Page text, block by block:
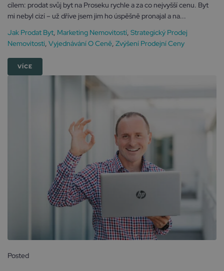
cílem: prodat svůj byt na Proseku rychle a za co nejvyšší cenu. Byt
mi nebyl cizí – už dříve jsem jim ho úspěšně pronajal a na...
Jak Prodat Byt, Marketing Nemovitostí, Strategický Prodej
Nemovitosti, Vyjednávání O Ceně, Zvýšení Prodejní Ceny
VÍCE
Posted